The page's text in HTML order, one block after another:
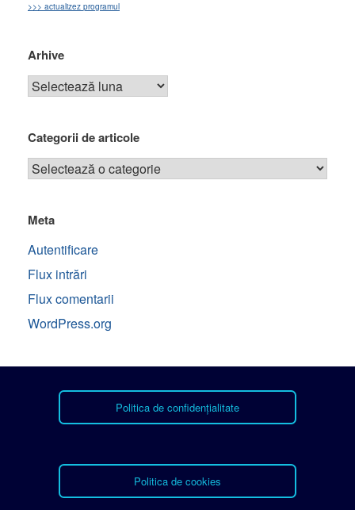
>>> actualizez programul
Arhive
Categorii de articole
Meta
Autentificare
Flux intrări
Flux comentarii
WordPress.org
Politica de confidențialitate
Politica de cookies